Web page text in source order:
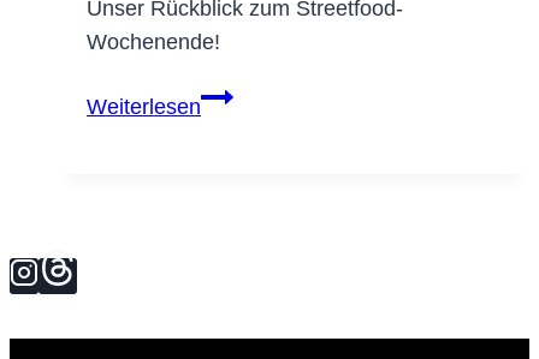
Unser Rückblick zum Streetfood-
Wochenende!
WeiterlesenStreetfood-